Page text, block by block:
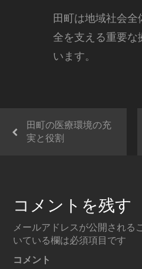
田町は地域社会全
全を支える重要な
います。
田町の医療環境の充
実と役割
コメントを残す
メールアドレスが公開される
いている欄は必須項目です
コメント